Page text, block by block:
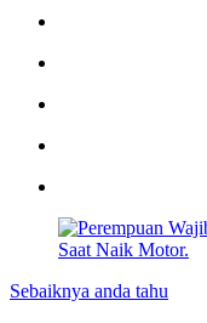
Sebaiknya anda tahu